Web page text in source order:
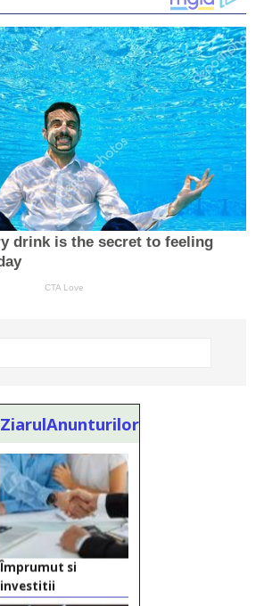
ZiarulAnunturilor.ro
Ofera def între
special